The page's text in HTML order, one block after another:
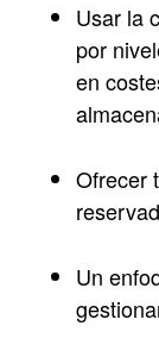
Usar la
por
en
Ofrecer
Un